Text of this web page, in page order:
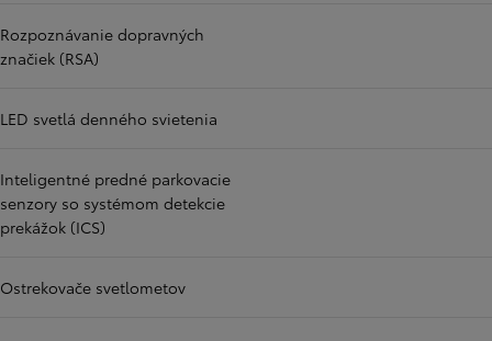
Rozpoznávanie dopravných
značiek (RSA)
LED svetlá denného svietenia
Inteligentné predné parkovacie
senzory so systémom detekcie
prekážok (ICS)
Ostrekovače svetlometov